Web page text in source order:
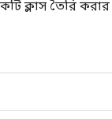
তৈরি করার